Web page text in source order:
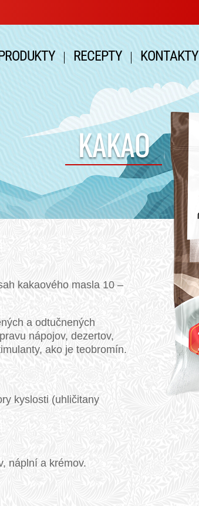
RECEPTY KONTAKTY
KAKAO
kakaového masla 10 –
a odtučnených
nápojov, dezertov,
ako je teobromín.
kyslosti (uhličitany
náplní a krémov.